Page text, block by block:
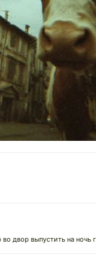
двор выпустить на ночь